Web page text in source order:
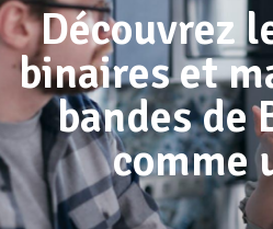
Découvrez
binaires et
bandes de
comme